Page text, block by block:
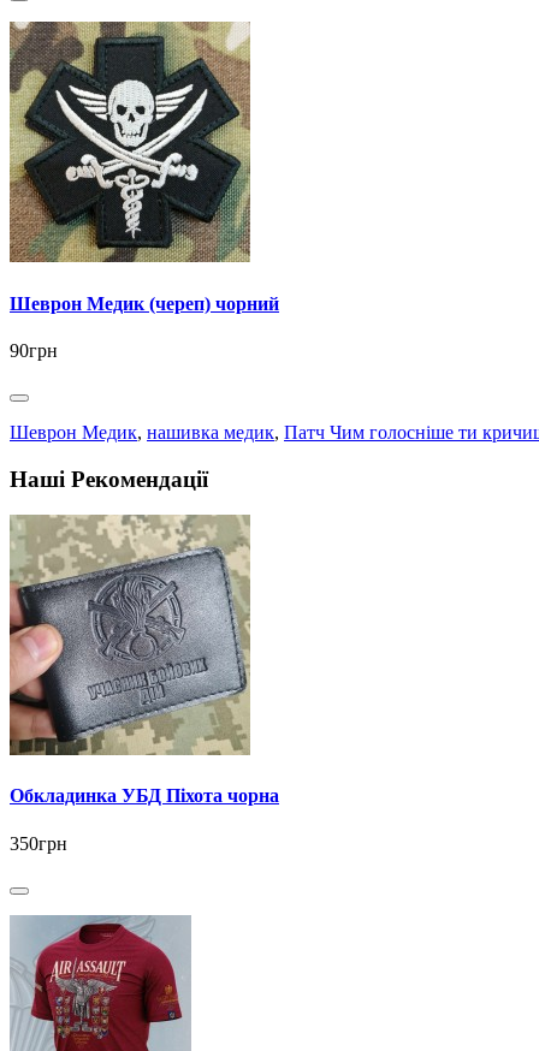
Шеврон Медик (череп) чорний
90грн
Шеврон Медик, нашивка медик, Патч Чим голосніше ти
Наші Рекомендації
Обкладинка УБД Піхота чорна
350грн